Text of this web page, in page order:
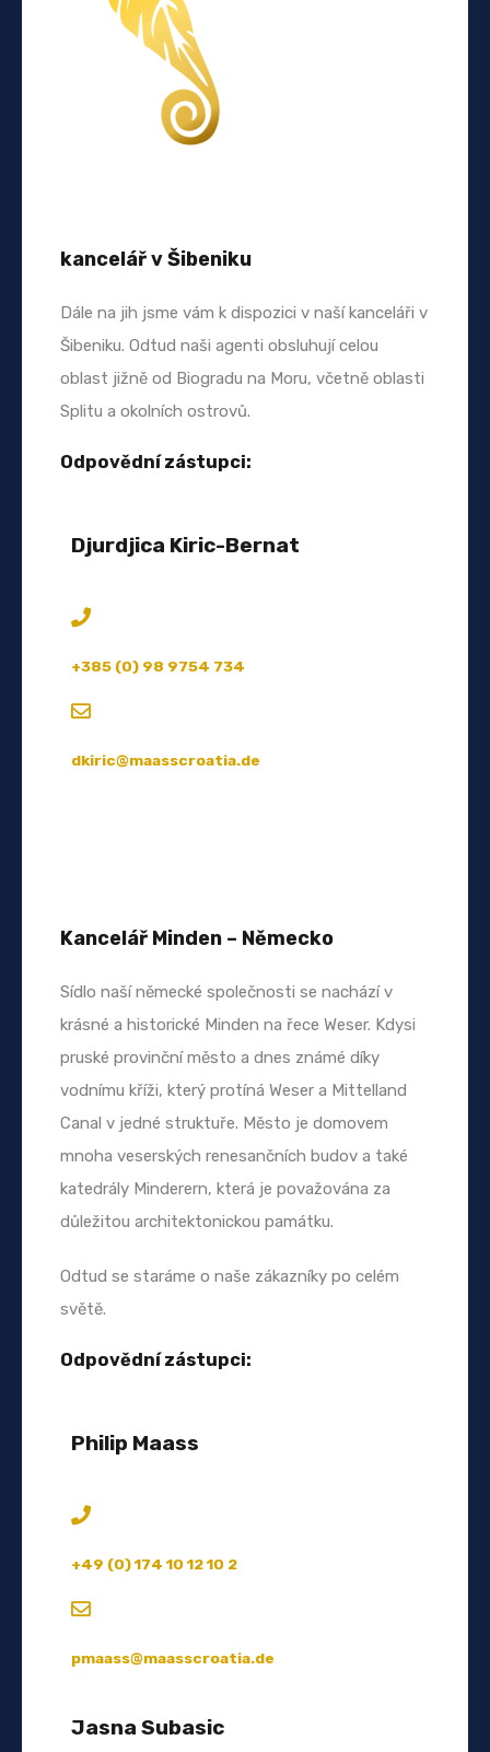
kancelář v Šibeniku
Dále na jih jsme vám k dispozici v naší kanceláři v
Šibeniku. Odtud naši agenti obsluhují celou
oblast jižně od Biogradu na Moru, včetně oblasti
Splitu a okolních ostrovů.
Odpovědní zástupci:
Djurdjica Kiric-Bernat
+385 (0) 98 9754 734
dkiric@maasscroatia.de
Kancelář Minden – Německo
Sídlo naší německé společnosti se nachází v
krásné a historické Minden na řece Weser. Kdysi
pruské provinční město a dnes známé díky
vodnímu kříži, který protíná Weser a Mittelland
Canal v jedné struktuře. Město je domovem
mnoha veserských renesančních budov a také
katedrály Minderern, která je považována za
důležitou architektonickou památku.
Odtud se staráme o naše zákazníky po celém
světě.
Odpovědní zástupci:
Philip Maass
+49 (0) 174 10 12 10 2
pmaass@maasscroatia.de
Jasna Subasic